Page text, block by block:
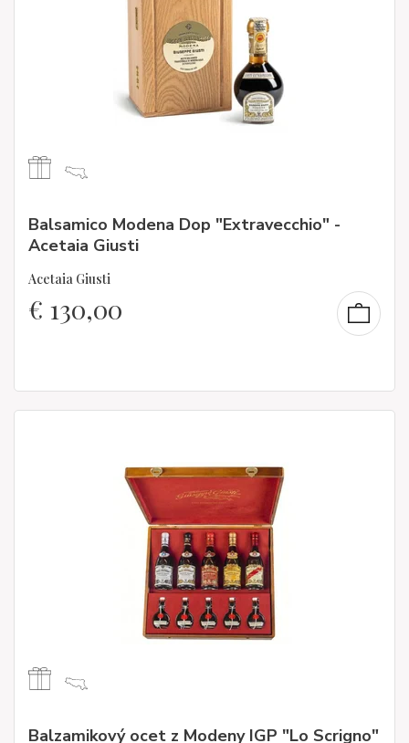
Balsamico Modena Dop "Extravecchio" -
Acetaia Giusti
Acetaia Giusti
€ 130,00
Balzamikový ocet z Modeny IGP "Lo Scrigno"